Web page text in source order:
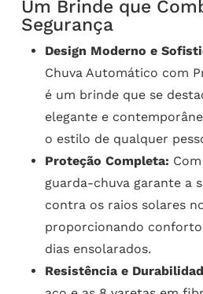
Um Brinde que
Segurança
Design Moderno e
Chuva Automático com
é um brinde que se
elegante e
o estilo de qualquer
Proteção Completa:
guarda-chuva garante a
contra os raios solares
proporcionando
dias ensolarados.
Resistência e